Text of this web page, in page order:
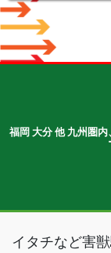
福岡 大分 他 九州圏
イタチなど害